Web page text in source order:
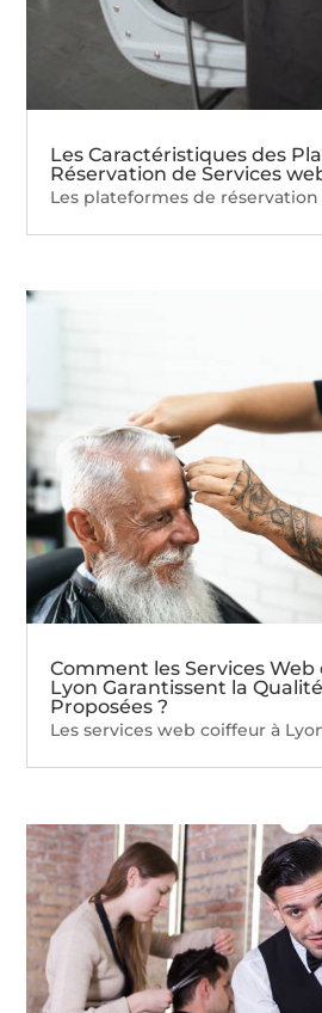
Les Caractéristiques des
Réservation de Services
Les plateformes de réservation
Comment les Services Web
Lyon Garantissent la
Proposées ?
Les services web coiffeur à